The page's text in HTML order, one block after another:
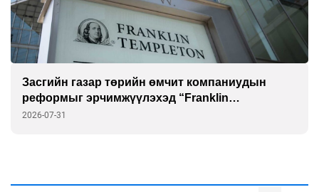
“Шатахууны нөөц хангалттай” гэж гүрийсэн
төр эцэстээ үнэнд гүйцэгдэв
2026-07-31